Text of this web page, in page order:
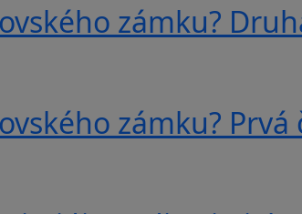
zámku?
zámku? Prvá